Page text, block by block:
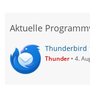
Aktuelle
Thunderbird
Thunder 4.